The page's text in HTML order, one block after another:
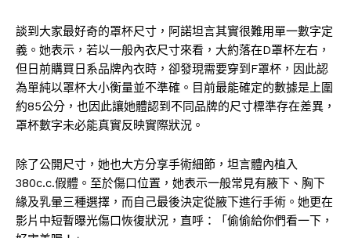
談到大家最好奇的罩杯尺寸，阿諾坦言其實很難用單一數字定
義。她表示，若以一般內衣尺寸來看，大約落在D罩杯左右，
但日前購買日系品牌內衣時，卻發現需要穿到F罩杯，因此認
為單純以罩杯大小衡量並不準確。目前最能確定的數據是上圍
約85公分，也因此讓她體認到不同品牌的尺寸標準存在差異，
罩杯數字未必能真實反映實際狀況。
除了公開尺寸，她也大方分享手術細節，坦言體內植入
380c.c.假體。至於傷口位置，她表示一般常見有腋下、胸下
緣及乳暈三種選擇，而自己最後決定從腋下進行手術。她更在
影片中短暫曝光傷口恢復狀況，直呼：「偷偷給你們看一下，